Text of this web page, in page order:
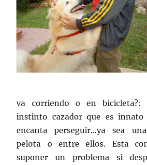
va corriendo o en
instinto cazador que es innato
encanta perseguir…ya sea
pelota o entre ellos. Esta
suponer un problema si